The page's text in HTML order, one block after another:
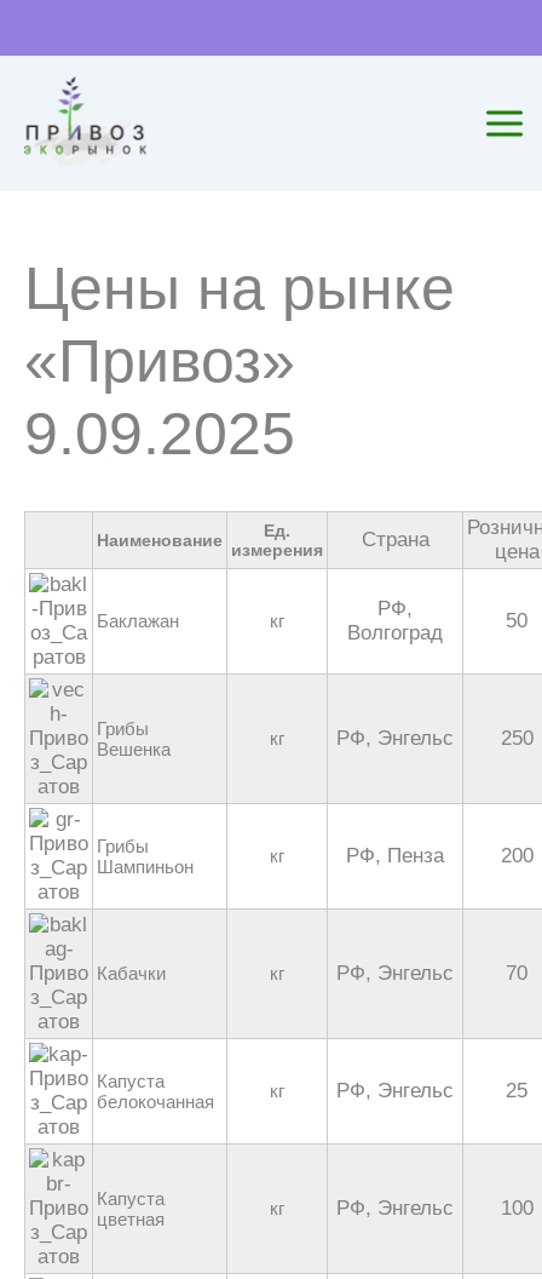
к
содержимому
Цены на рынке
«Привоз»
9.09.2025
Наименование
Ед.
измерения
Страна
цена
Баклажан кг
РФ,
Волгоград
50
Грибы
Вешенка
кг РФ, Энгельс 250
Грибы
Шампиньон
кг РФ, Пенза 200
Кабачки кг РФ, Энгельс 70
Капуста
белокочанная
кг РФ, Энгельс 25
Капуста
цветная
кг РФ, Энгельс 100